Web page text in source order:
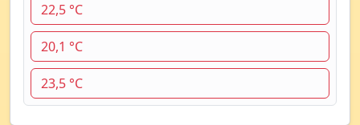
22,5 °C
20,1 °C
23,5 °C